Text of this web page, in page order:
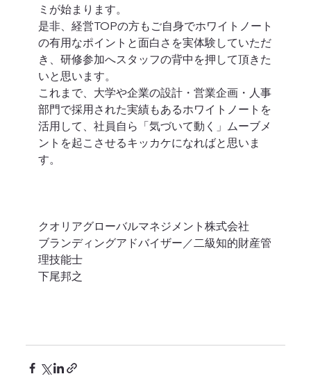
ミが始まります。
是非、経営TOPの方もご自身でホワイトノート
の有用なポイントと面白さを実体験していただ
き、研修参加へスタッフの背中を押して頂きた
いと思います。
これまで、大学や企業の設計・営業企画・人事
部門で採用された実績もあるホワイトノートを
活用して、社員自ら「気づいて動く」ムーブメ
ントを起こさせるキッカケになればと思いま
す。
クオリアグローバルマネジメント株式会社
ブランディングアドバイザー／二級知的財産管
理技能士
下尾邦之